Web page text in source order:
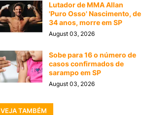
Lutador de MMA Allan
'Puro Osso' Nascimento, de
34 anos, morre em SP
August 03, 2026
Sobe para 16 o número de
casos confirmados de
sarampo em SP
August 03, 2026
VEJA TAMBÉM